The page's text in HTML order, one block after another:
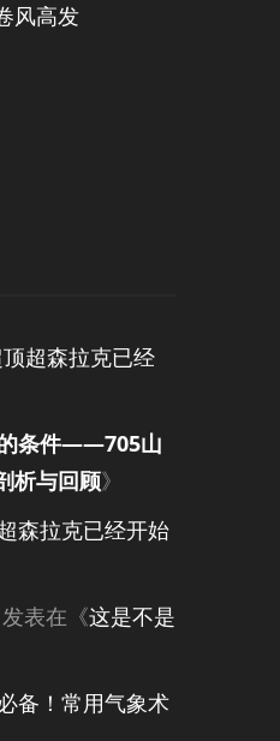
风高发
超森拉克已经
条件——705山
析与回顾》
森拉克已经开始
表在《这是不是
备！常用气象术